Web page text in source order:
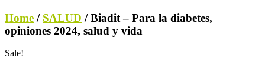
Home / SALUD / Biadit – Para la diabetes,
opiniones 2024, salud y vida
Sale!